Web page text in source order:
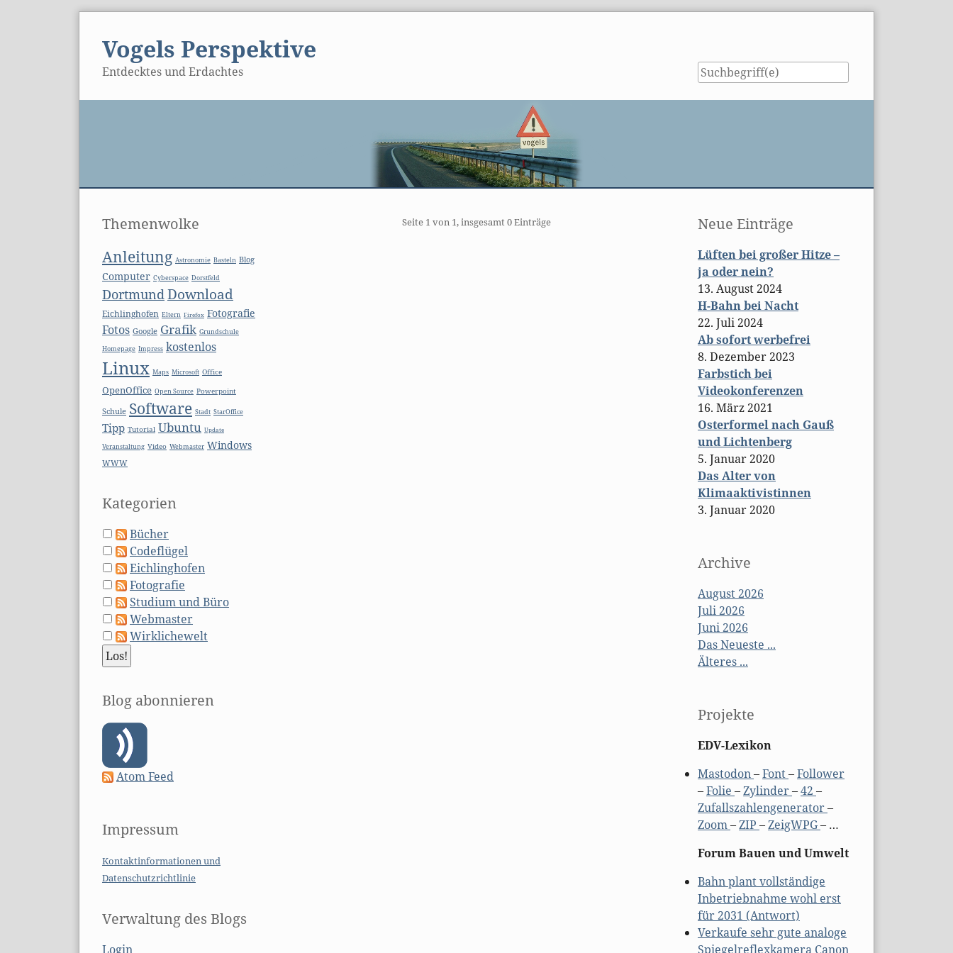
Vogels Perspektive
Entdecktes und Erdachtes
Seite 1 von 1, insgesamt 0 Einträge
Seitenleiste
Themenwolke
Anleitung Astronomie Basteln Blog
Computer Cyberspace Dorstfeld
Dortmund Download
Eichlinghofen Eltern Firefox Fotografie
Fotos Google Grafik Grundschule
Homepage Impress kostenlos
Linux Maps Microsoft Office
OpenOffice Open Source Powerpoint
Schule Software Stadt StarOffice
Tipp Tutorial Ubuntu Update
Veranstaltung Video Webmaster Windows
WWW
Kategorien
Bücher
Codeflügel
Eichlinghofen
Fotografie
Studium und Büro
Webmaster
Wirklichewelt
Blog abonnieren
Atom Feed
Impressum
Kontaktinformationen und
Datenschutzrichtlinie
Verwaltung des Blogs
Login
Seitenleiste
Neue Einträge
Lüften bei großer Hitze –
ja oder nein?
13. August 2024
H-Bahn bei Nacht
22. Juli 2024
Ab sofort werbefrei
8. Dezember 2023
Farbstich bei
Videokonferenzen
16. März 2021
Osterformel nach Gauß
und Lichtenberg
5. Januar 2020
Das Alter von
Klimaaktivistinnen
3. Januar 2020
Archive
August 2026
Juli 2026
Juni 2026
Das Neueste ...
Älteres ...
Projekte
EDV-Lexikon
Mastodon–Font–Follower
–Folie –Zylinder–42 –
Zufallszahlengenerator–
Zoom–ZIP –ZeigWPG– …
Forum Bauen und Umwelt
Bahn plant vollständige
Inbetriebnahme wohl erst
für 2031 (Antwort)
Verkaufe sehr gute analoge
Spiegelreflexkamera Canon